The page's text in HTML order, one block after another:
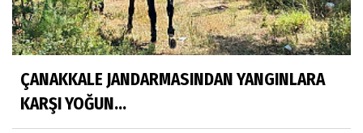
ÇANAKKALE JANDARMASINDAN YANGINLARA
KARŞI YOĞUN...